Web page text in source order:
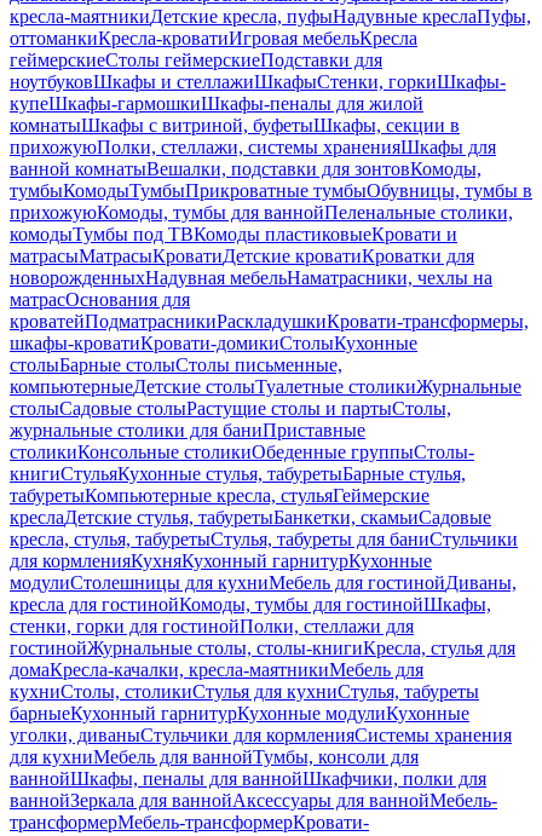
кресла-маятникиДетские кресла, пуфыНадувные креслаПуфы,
оттоманкиКресла-кроватиИгровая мебельКресла
геймерскиеСтолы геймерскиеПодставки для
ноутбуковШкафы и стеллажиШкафыСтенки, горкиШкафы-
купеШкафы-гармошкиШкафы-пеналы для жилой
комнатыШкафы с витриной, буфетыШкафы, секции в
прихожуюПолки, стеллажи, системы храненияШкафы для
ванной комнатыВешалки, подставки для зонтовКомоды,
тумбыКомодыТумбыПрикроватные тумбыОбувницы, тумбы в
прихожуюКомоды, тумбы для ваннойПеленальные столики,
комодыТумбы под ТВКомоды пластиковыеКровати и
матрасыМатрасыКроватиДетские кроватиКроватки для
новорожденныхНадувная мебельНаматрасники, чехлы на
матрасОснования для
кроватейПодматрасникиРаскладушкиКровати-трансформеры,
шкафы-кроватиКровати-домикиСтолыКухонные
столыБарные столыСтолы письменные,
компьютерныеДетские столыТуалетные столикиЖурнальные
столыСадовые столыРастущие столы и партыСтолы,
журнальные столики для баниПриставные
столикиКонсольные столикиОбеденные группыСтолы-
книгиСтульяКухонные стулья, табуретыБарные стулья,
табуретыКомпьютерные кресла, стульяГеймерские
креслаДетские стулья, табуретыБанкетки, скамьиСадовые
кресла, стулья, табуретыСтулья, табуреты для баниСтульчики
для кормленияКухняКухонный гарнитурКухонные
модулиСтолешницы для кухниМебель для гостинойДиваны,
кресла для гостинойКомоды, тумбы для гостинойШкафы,
стенки, горки для гостинойПолки, стеллажи для
гостинойЖурнальные столы, столы-книгиКресла, стулья для
домаКресла-качалки, кресла-маятникиМебель для
кухниСтолы, столикиСтулья для кухниСтулья, табуреты
барныеКухонный гарнитурКухонные модулиКухонные
уголки, диваныСтульчики для кормленияСистемы хранения
для кухниМебель для ваннойТумбы, консоли для
ваннойШкафы, пеналы для ваннойШкафчики, полки для
ваннойЗеркала для ваннойАксессуары для ваннойМебель-
трансформерМебель-трансформерКровати-